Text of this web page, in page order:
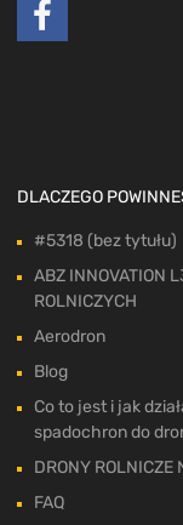
DLACZEGO
#5318 (bez tytułu)
ABZ INNOVATION
ROLNICZYCH
Aerodron
Blog
Co to jest i jak
spadochron do
DRONY ROLNICZE
FAQ